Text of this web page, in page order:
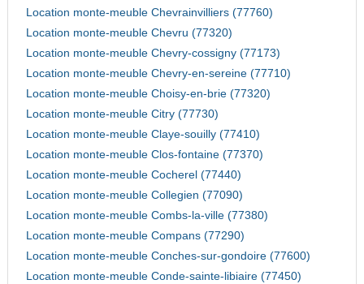
Location monte-meuble Chevrainvilliers (77760)
Location monte-meuble Chevru (77320)
Location monte-meuble Chevry-cossigny (77173)
Location monte-meuble Chevry-en-sereine (77710)
Location monte-meuble Choisy-en-brie (77320)
Location monte-meuble Citry (77730)
Location monte-meuble Claye-souilly (77410)
Location monte-meuble Clos-fontaine (77370)
Location monte-meuble Cocherel (77440)
Location monte-meuble Collegien (77090)
Location monte-meuble Combs-la-ville (77380)
Location monte-meuble Compans (77290)
Location monte-meuble Conches-sur-gondoire (77600)
Location monte-meuble Conde-sainte-libiaire (77450)